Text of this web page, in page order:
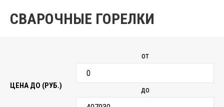
СВАРОЧНЫЕ ГОРЕЛКИ
ЦЕНА ДО (РУБ.)
от
до